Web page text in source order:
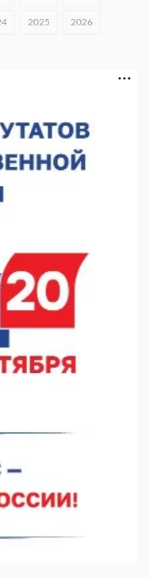
группу добровольцев
города в Нижнем
2025 2026